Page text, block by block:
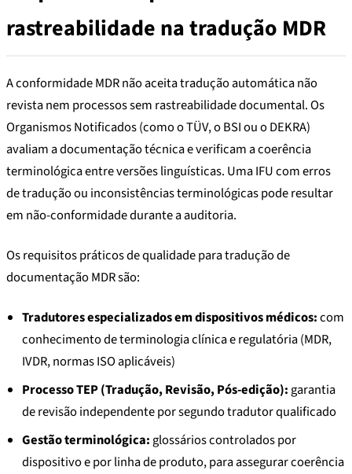
rastreabilidade na tradução MDR
A conformidade MDR não aceita tradução automática não
revista nem processos sem rastreabilidade documental. Os
Organismos Notificados (como o TÜV, o BSI ou o DEKRA)
avaliam a documentação técnica e verificam a coerência
terminológica entre versões linguísticas. Uma IFU com erros
de tradução ou inconsistências terminológicas pode resultar
em não-conformidade durante a auditoria.
Os requisitos práticos de qualidade para tradução de
documentação MDR são:
Tradutores especializados em dispositivos médicos:com
conhecimento de terminologia clínica e regulatória (MDR,
IVDR, normas ISO aplicáveis)
Processo TEP (Tradução, Revisão, Pós-edição):garantia
de revisão independente por segundo tradutor qualificado
Gestão terminológica:glossários controlados por
dispositivo e por linha de produto, para assegurar coerência